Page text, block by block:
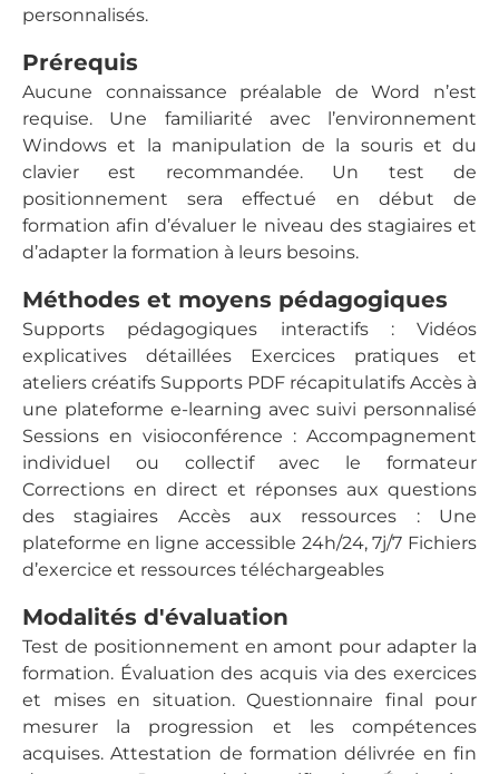
personnalisés.
Prérequis
Aucune connaissance préalable de Word n’est
requise. Une familiarité avec l’environnement
Windows et la manipulation de la souris et du
clavier est recommandée. Un test de
positionnement sera effectué en début de
formation afin d’évaluer le niveau des stagiaires et
d’adapter la formation à leurs besoins.
Méthodes et moyens pédagogiques
Supports pédagogiques interactifs : Vidéos
explicatives détaillées Exercices pratiques et
ateliers créatifs Supports PDF récapitulatifs Accès à
une plateforme e-learning avec suivi personnalisé
Sessions en visioconférence : Accompagnement
individuel ou collectif avec le formateur
Corrections en direct et réponses aux questions
des stagiaires Accès aux ressources : Une
plateforme en ligne accessible 24h/24, 7j/7 Fichiers
d’exercice et ressources téléchargeables
Modalités d'évaluation
Test de positionnement en amont pour adapter la
formation. Évaluation des acquis via des exercices
et mises en situation. Questionnaire final pour
mesurer la progression et les compétences
acquises. Attestation de formation délivrée en fin